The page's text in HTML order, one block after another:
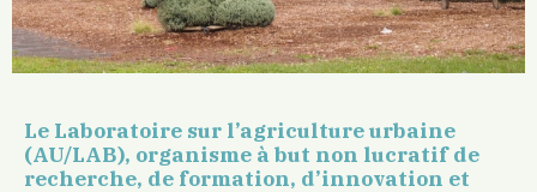
Le Laboratoire sur l’agriculture urbaine
(AU/LAB), organisme à but non lucratif de
recherche, de formation, d’innovation et